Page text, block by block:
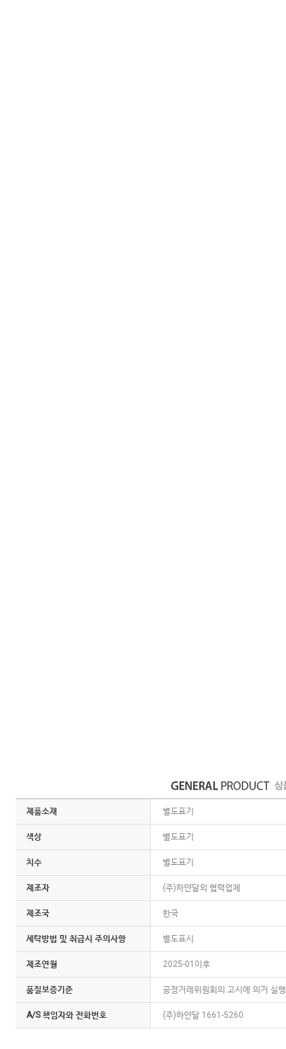
제품소재 별도표기
색상 별도표기
치수 별도표기
제조자 (주)하얀달외 협력업체
제조국 한국
세탁방법 및 취급시 주의사항 별도표시
제조연월 2025-01이후
품질보증기준 공정거래위원회의 고시에 의거 실행
A/S 책임자와 전화번호 (주)하얀달 1661-5260